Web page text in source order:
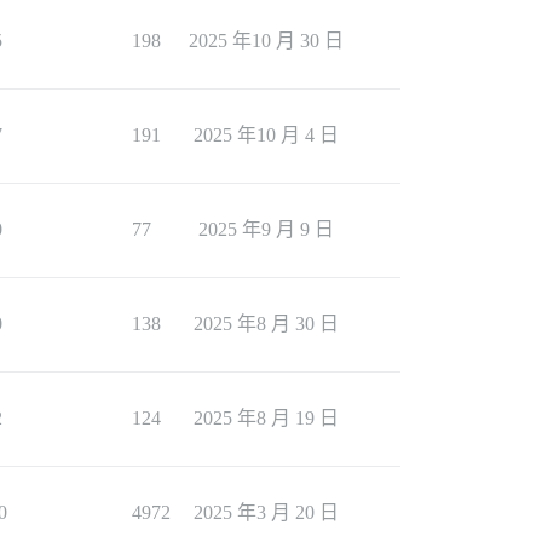
198 2025 年10 月 30 日
191 2025 年10 月 4 日
77 2025 年9 月 9 日
138 2025 年8 月 30 日
124 2025 年8 月 19 日
4972 2025 年3 月 20 日